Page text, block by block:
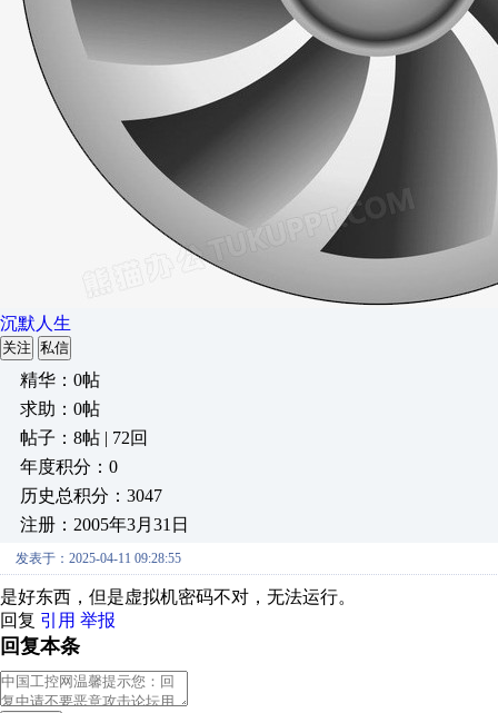
沉默人生
关注 私信
精华：0帖
求助：0帖
帖子：8帖 | 72回
年度积分：0
历史总积分：3047
注册：2005年3月31日
发表于：2025-04-11 09:28:55
是好东西，但是虚拟机密码不对，无法运行。
回复 引用 举报
回复本条